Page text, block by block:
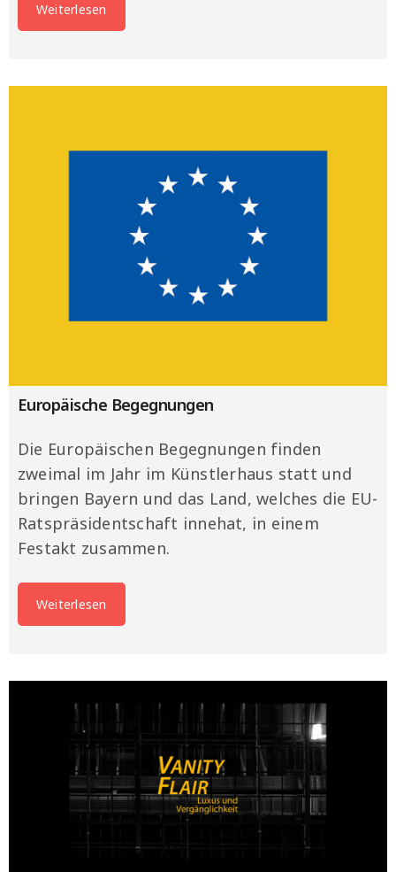
Weiterlesen
Europäische Begegnungen
Die Europäischen Begegnungen finden
zweimal im Jahr im Künstlerhaus statt und
bringen Bayern und das Land, welches die EU-
Ratspräsidentschaft innehat, in einem
Festakt zusammen.
Weiterlesen